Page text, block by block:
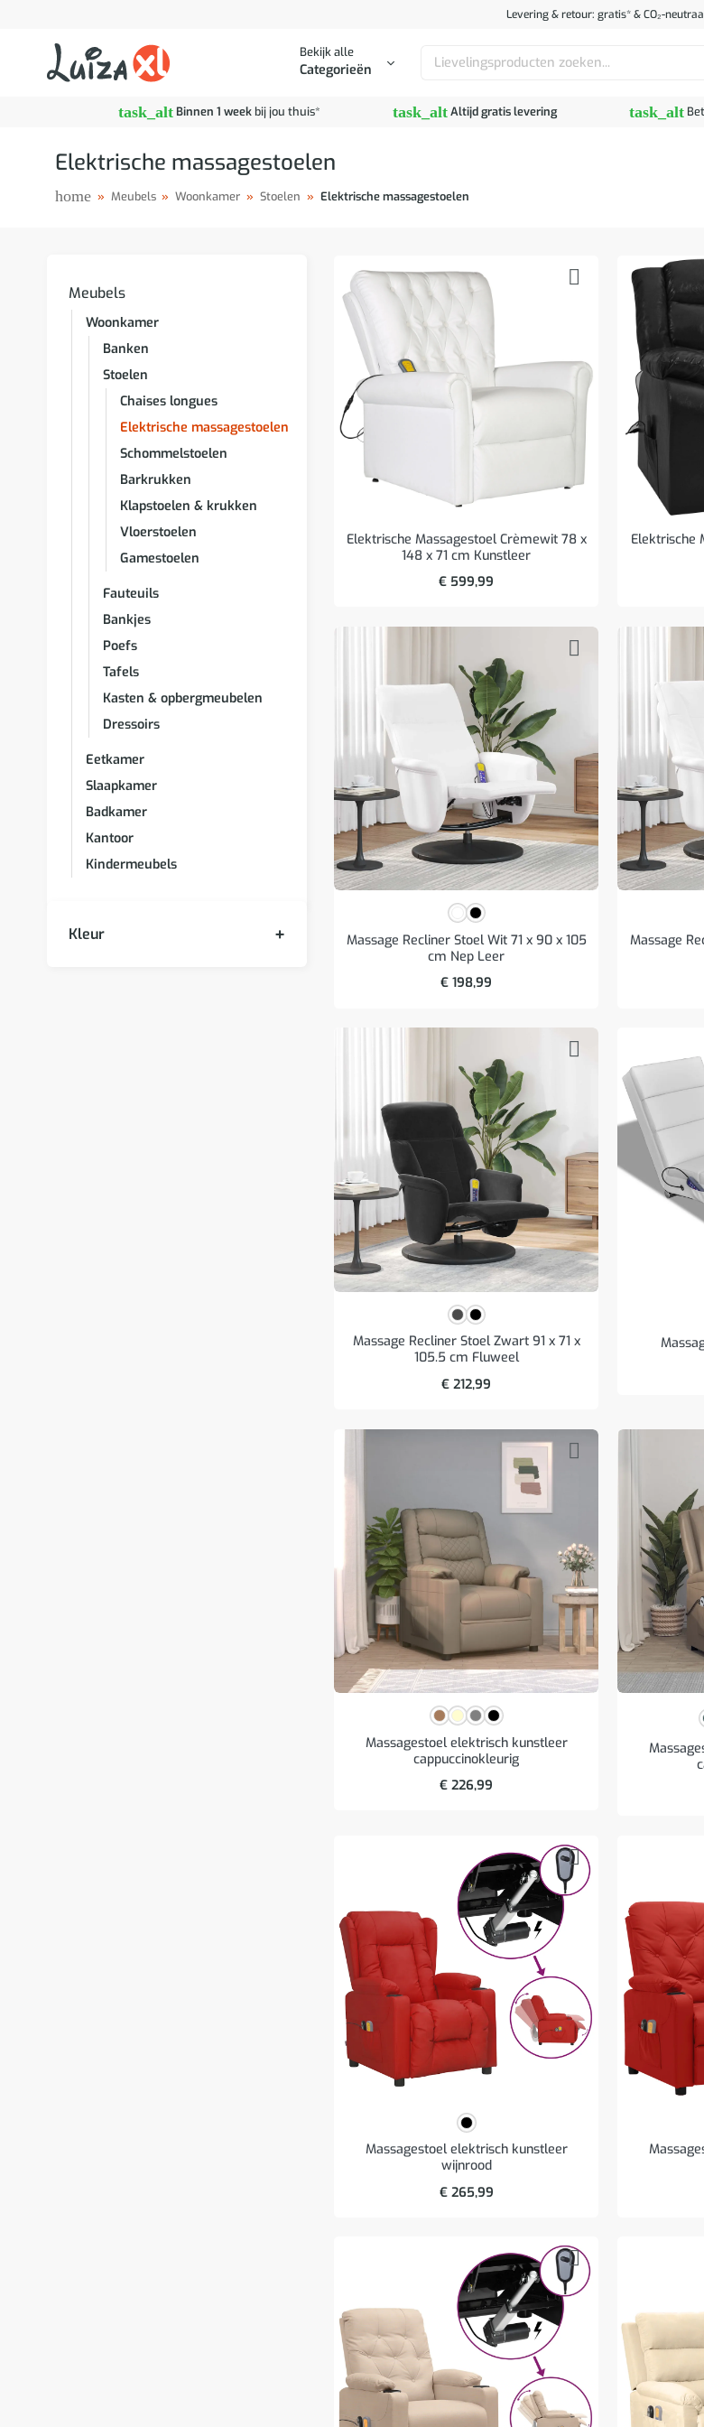
Levering & retour: gratis* & CO₂-
Bekijk alle
Categorieën
Zoeken
task_altBinnen 1 weekbij jou thuis* task_altAltijd gratis levering task_alt
Elektrische massagestoelen
home » Meubels » Woonkamer » Stoelen » Elektrische massagestoelen
Meubels
Woonkamer
Banken
Stoelen
Chaises longues
Elektrische massagestoelen
Schommelstoelen
Barkrukken
Klapstoelen & krukken
Vloerstoelen
Gamestoelen
Fauteuils
Bankjes
Poefs
Tafels
Kasten & opbergmeubelen
Dressoirs
Eetkamer
Slaapkamer
Badkamer
Kantoor
Kindermeubels
Kleur
Elektrische Massagestoel Crèmewit 78 x
148 x 71 cm Kunstleer
€ 599,99
Elektrische
Massage Recliner Stoel Wit 71 x 90 x 105
cm Nep Leer
€ 198,99
Massage
Massage Recliner Stoel Zwart 91 x 71 x
105.5 cm Fluweel
€ 212,99
Massagestoel elektrisch kunstleer
cappuccinokleurig
€ 226,99
Massagestoel elektrisch kunstleer
wijnrood
€265,99